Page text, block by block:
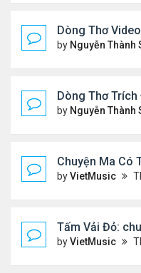
Dòng Thơ Video
by Nguyễn Thành
Dòng Thơ Trích
by Nguyễn Thành
Chuyện Ma Có
byVietMusic Thứ 5
Tấm Vải Đỏ:
byVietMusic Thứ 6